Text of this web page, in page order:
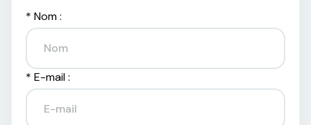
* Nom :
* E-mail :